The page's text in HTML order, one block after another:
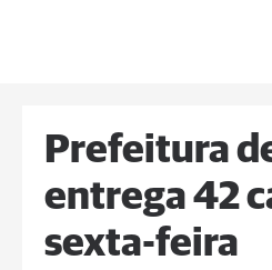
Prefeitura
entrega 42
sexta-feira